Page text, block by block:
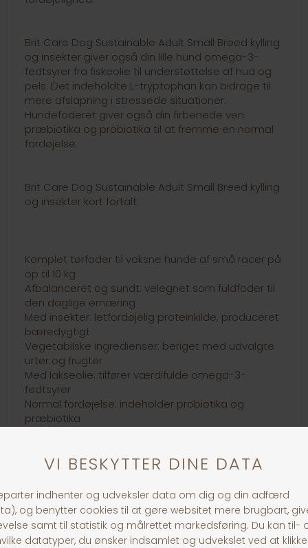
Brit Care Dog Sustainable Adult Small Breed kylling
og insekter giver også din lille hund omega-3-
fedtsyrer fra fiskeolie til understøttelse af hud og
pels. Det indeholdte L-tryptophan kan bidrage til
mere afslapning i stressede situationer.
Hundefoderet giver også din firbenede ven
præbiotika og probiotika til at fremme en normal
fordøjelse.
Brit Care Dog Sustainable Adult Small Breed kylling
og insekter kort fortalt:
Komplet tørfoder til voksne hunde af små racer på
op til 10 kg
Afbalanceret og sundt: velegnet som fuldfoder til
den daglige ernæring
Med insekter: letfordøjelig proteinkilde, produceret
bæredygtigt
Vegetabilske ingredienser: beriget med udvalgte
urter og frugter
Med lakseolie: tilfører værdifulde omega-3-
fedtsyrer
Normal fordøjelse: indeholder probiotika og
præbiotika
Indeholder taurin: en vigtig aminosyre
Miljøvenligt: med bæredygtig proteinkilde
(insekter), genanvendelig emballage